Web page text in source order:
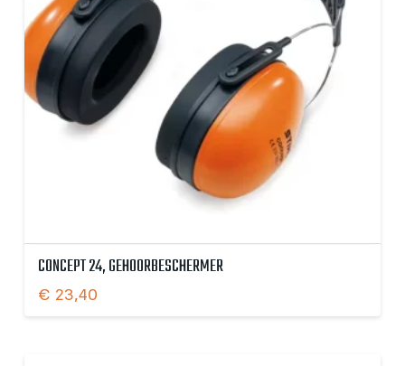
CONCEPT 24, GEHOORBESCHERMER
€ 23,40